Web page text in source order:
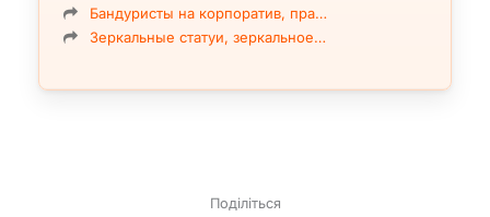
Бандуристы на корпоратив, пра…
Зеркальные статуи, зеркальное…
Поділіться